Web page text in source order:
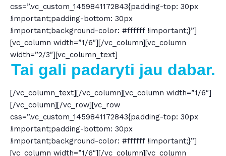
css=”.vc_custom_1459841172843{padding-top: 30px
!important;padding-bottom: 30px
!important;background-color: #ffffff !important;}”]
[vc_column width=”1/6″][/vc_column][vc_column
width=”2/3″][vc_column_text]
Tai gali padaryti jau dabar.
[/vc_column_text][/vc_column][vc_column width=”1/6″]
[/vc_column][/vc_row][vc_row
css=”.vc_custom_1459841172843{padding-top: 30px
!important;padding-bottom: 30px
!important;background-color: #ffffff !important;}”]
[vc_column width=”1/6″][/vc_column][vc_column